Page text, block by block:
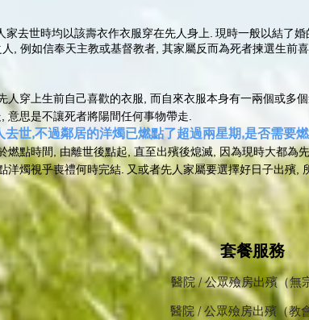
去世時均以該壽衣作衣服穿在先人身上. 現時一般以結了
, 例如信奉天主教或基督教者, 其家屬反而為死者揀選生前
穿上生前自己喜歡的衣服, 而自來衣服本身有一兩個或多
思是不讓死者將陽間任何事物帶走.
世,不過鄰居的洋燭已燃點了超過兩星期,是否需要
點時間, 由離世後點起, 直至出殯後熄滅, 因為現時大都為
燭視乎喪禮何時完結. 又或者先人家屬要選擇好日子出殯,
套餐服務
醫院 / 公眾殮房出殯（無
醫院 / 公眾殮房出殯（教